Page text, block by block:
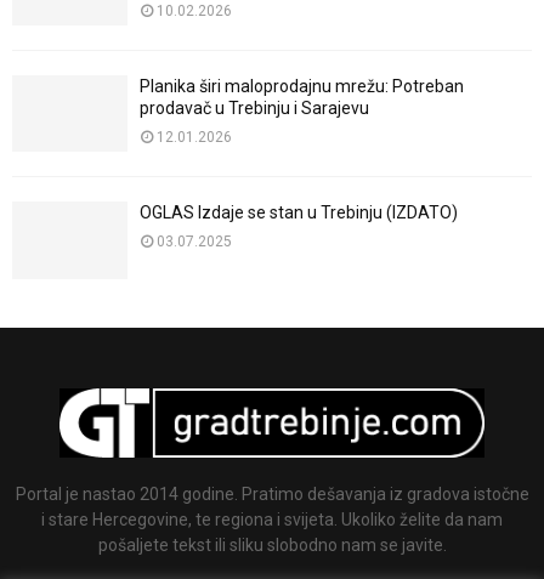
10.02.2026
Planika širi maloprodajnu mrežu: Potreban
prodavač u Trebinju i Sarajevu
12.01.2026
OGLAS Izdaje se stan u Trebinju (IZDATO)
03.07.2025
Portal je nastao 2014 godine. Pratimo dešavanja iz gradova istočne
i stare Hercegovine, te regiona i svijeta. Ukoliko želite da nam
pošaljete tekst ili sliku slobodno nam se javite.